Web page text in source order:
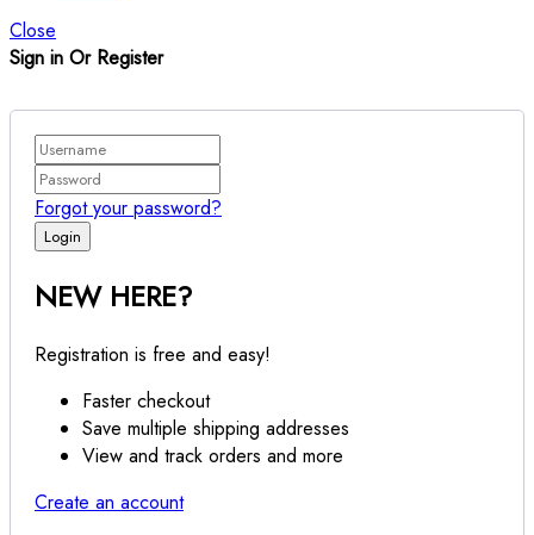
Close
Sign in Or Register
Forgot your password?
NEW HERE?
Registration is free and easy!
Faster checkout
Save multiple shipping addresses
View and track orders and more
Create an account